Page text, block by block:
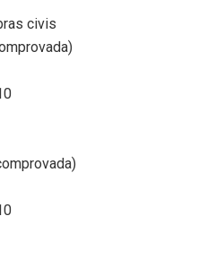
civis